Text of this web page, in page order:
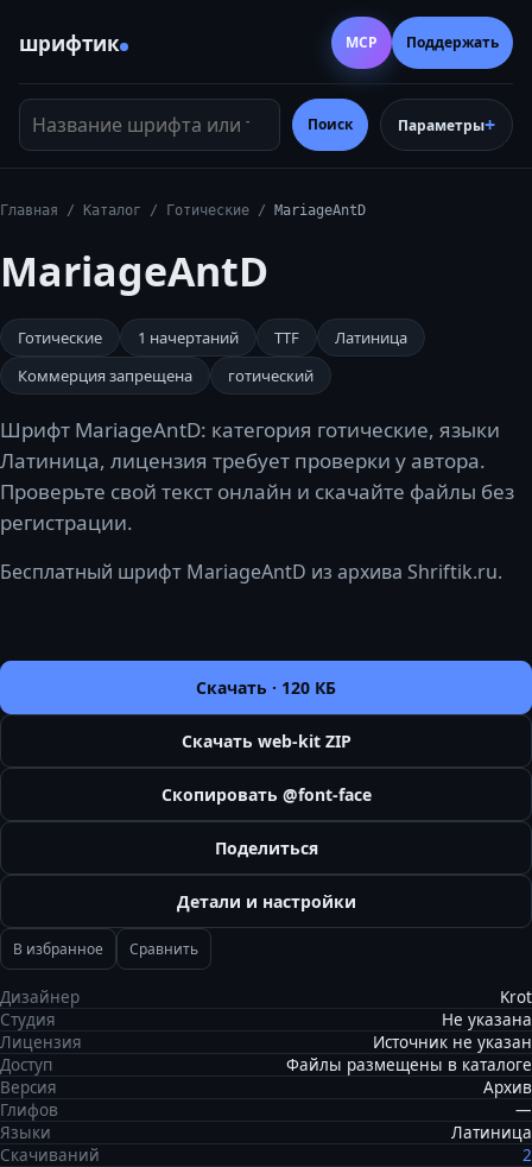
шрифтик
Название шрифта или тег
Поиск Параметры
MCP Поддержать
Главная / Каталог / Готические / MariageAntD
MariageAntD
Готические 1 начертаний TTF
Латиница
Коммерция запрещена
готический
Шрифт MariageAntD: категория готические, языки
Латиница, лицензия требует проверки у автора.
Проверьте свой текст онлайн и скачайте файлы без
регистрации.
Бесплатный шрифт MariageAntD из архива Shriftik.ru.
Скачать · 120 КБ
Скачать web-kit ZIP
Скопировать @font-face
Поделиться
Детали и настройки
В избранное Сравнить
Дизайнер
Krot
Студия
Не указана
Лицензия
Источник не указан
Доступ
Файлы размещены в каталоге
Версия
Архив
Глифов
—
Языки
Латиница
Скачиваний
2